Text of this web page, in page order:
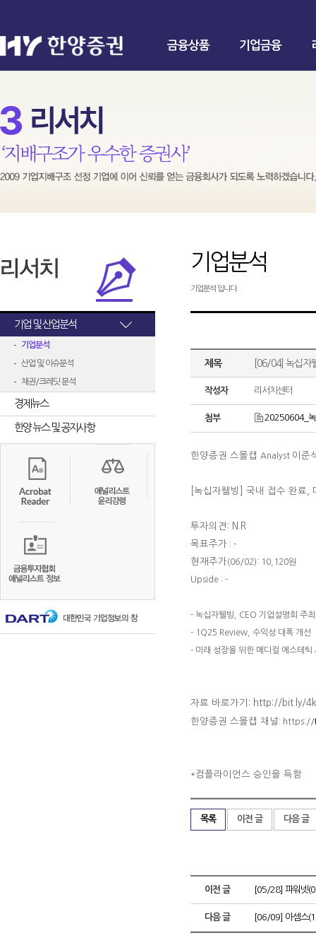
금융상품 기업금융
기업 및 산업분석
기업분석
산업 및 이슈분석
채권/크레딧 분석
경제뉴스
한양 뉴스 및 공지사항
기업분석
기업분석 입니다.
제목 [06/04] 녹십자
작성자 리서치센터
첨부 20250604_
한양증권 스몰캡 Analyst 이준
[녹십자웰빙] 국내 접수 완료,
투자의견: N.R
목표주가 : -
현재주가(06/02): 10,120원
Upside : -
- 녹십자웰빙, CEO 기업설명회 주최
- 1Q25 Review, 수익성 대폭 개선
- 미래 성장을 위한 메디컬 에스테틱
자료 바로가기: http://bit.ly/
한양증권 스몰캡 채널 : https://
*컴플라이언스 승인을 득함
목록 이전 글 다음 글
이전 글 [05/28] 파워넷
다음 글 [06/09] 아셈스